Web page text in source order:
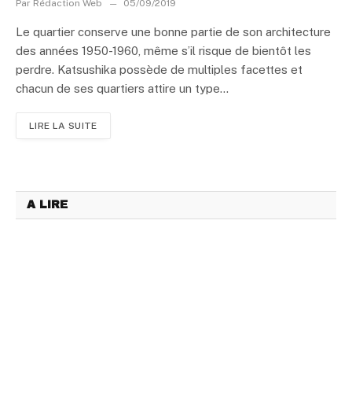
Par Rédaction Web 05/09/2019
Le quartier conserve une bonne partie de son architecture
des années 1950-1960, même s’il risque de bientôt les
perdre. Katsushika possède de multiples facettes et
chacun de ses quartiers attire un type...
LIRE LA SUITE
A LIRE